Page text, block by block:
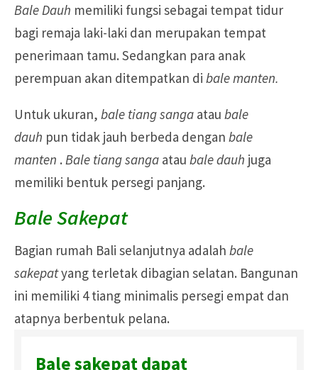
Bale Dauh memiliki fungsi sebagai tempat tidur
bagi remaja laki-laki dan merupakan tempat
penerimaan tamu. Sedangkan para anak
perempuan akan ditempatkan di bale manten.
Untuk ukuran, bale tiang sanga atau bale
dauh pun tidak jauh berbeda dengan bale
manten . Bale tiang sanga atau bale dauh juga
memiliki bentuk persegi panjang.
Bale Sakepat
Bagian rumah Bali selanjutnya adalah bale
sakepatyang terletak dibagian selatan. Bangunan
ini memiliki 4 tiang minimalis persegi empat dan
atapnya berbentuk pelana.
Bale sakepat dapat